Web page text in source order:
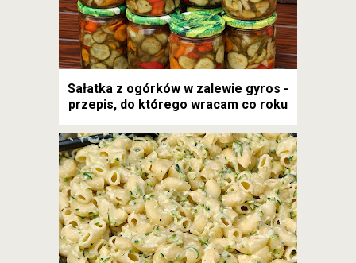
Sałatka z ogórków w zalewie gyros -
przepis, do którego wracam co roku